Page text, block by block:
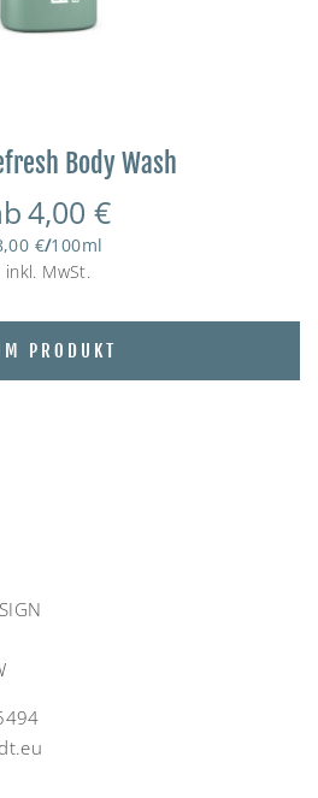
Body Wash
4,00 €
€/100ml
inkl. MwSt.
PRODUKT